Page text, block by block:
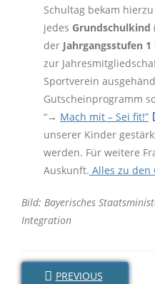
Schultag bekam hierzu
jedes Grundschulkind
der Jahrgangsstufen 1
zur
Sportverein
Gutscheinprogramm
“→ Mach mit – Sei fit!”
unserer Kinder
werden. Für weitere
Auskunft. Alles zu den
Bild: Bayerisches
Integration
PREVIOUS